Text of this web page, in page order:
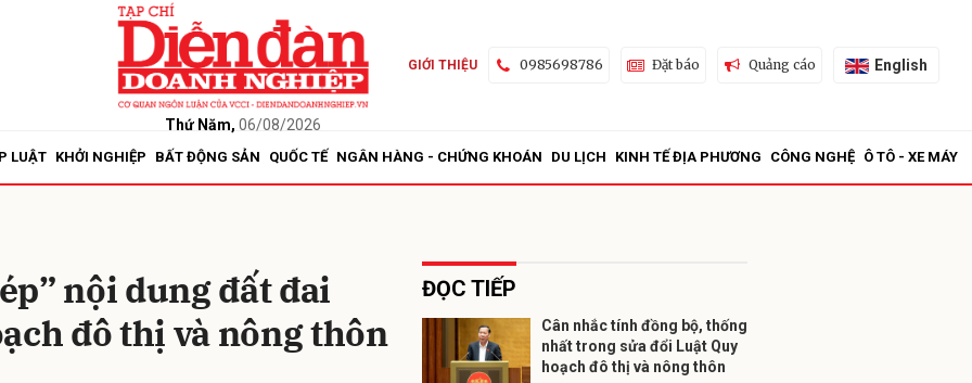
Thứ Năm, 06/08/2026
GIỚI THIỆU 0985698786 Đặt báo Quảng cáo English
LUẬT KHỞI NGHIỆP BẤT ĐỘNG SẢN QUỐC TẾ NGÂN HÀNG - CHỨNG KHOÁN DU LỊCH KINH TẾ ĐỊA PHƯƠNG CÔNG NGHỆ Ô TÔ - XE MÁY
nội dung đất đai
đô thị và nông thôn
ĐỌC TIẾP
Cân nhắc tính đồng bộ, thống
nhất trong sửa đổi Luật Quy
hoạch đô thị và nông thôn
Gửi